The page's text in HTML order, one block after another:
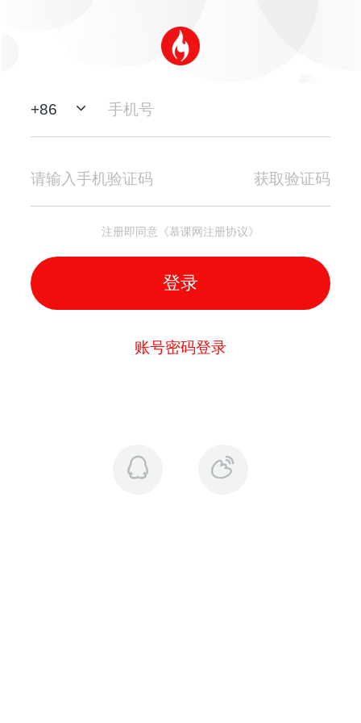
+86
获取验证码
注册即同意《慕课网注册协议》
登录
账号密码登录